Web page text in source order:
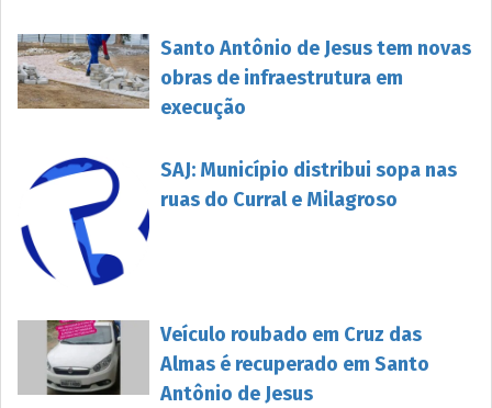
Santo Antônio de Jesus tem novas
obras de infraestrutura em
execução
SAJ: Município distribui sopa nas
ruas do Curral e Milagroso
Veículo roubado em Cruz das
Almas é recuperado em Santo
Antônio de Jesus